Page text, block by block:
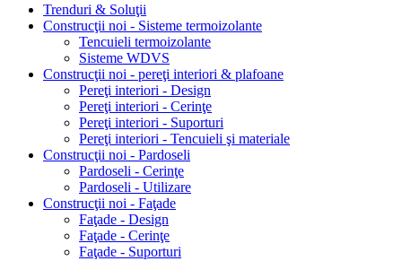
Trenduri & Soluţii
Construcţii noi - Sisteme termoizolante
Tencuieli termoizolante
Sisteme WDVS
Construcţii noi - pereţi interiori & plafoane
Pereţi interiori - Design
Pereţi interiori - Cerinţe
Pereţi interiori - Suporturi
Pereţi interiori - Tencuieli şi materiale
Construcţii noi - Pardoseli
Pardoseli - Cerinţe
Pardoseli - Utilizare
Construcţii noi - Faţade
Faţade - Design
Faţade - Cerinţe
Faţade - Suporturi